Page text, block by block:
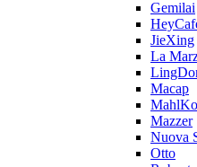
Gemilai
JieXing
La
Macap
Mazzer
Nuova
Otto